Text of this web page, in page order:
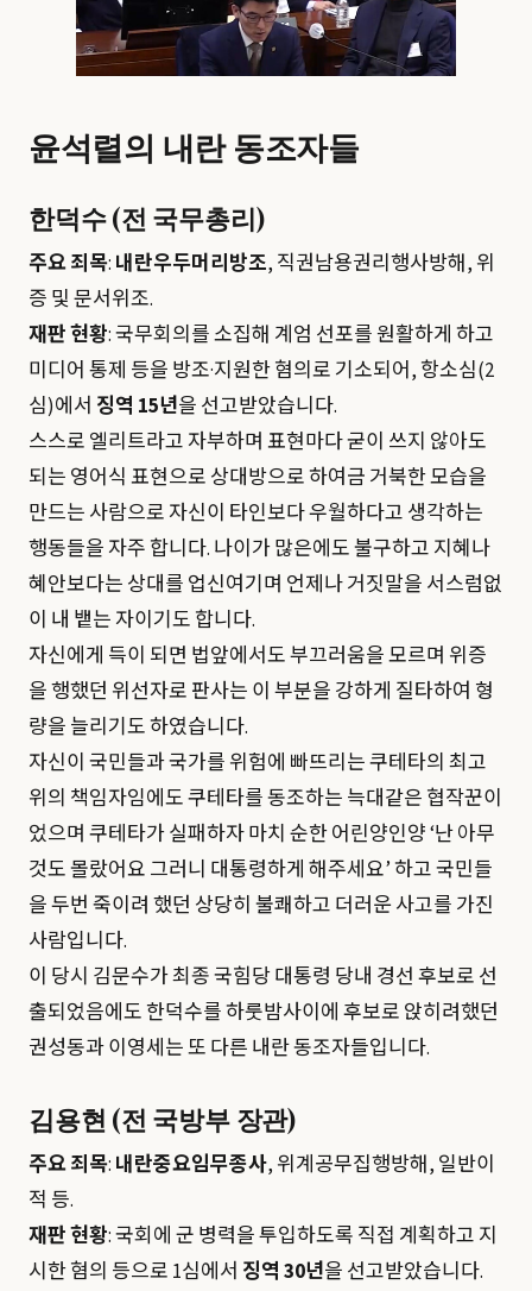
윤석렬의 내란 동조자들
한덕수 (전 국무총리)
주요 죄목: 내란우두머리방조, 직권남용권리행사방해, 위
증 및 문서위조.
재판 현황: 국무회의를 소집해 계엄 선포를 원활하게 하고
미디어 통제 등을 방조·지원한 혐의로 기소되어, 항소심(2
심)에서 징역 15년을 선고받았습니다.
스스로 엘리트라고 자부하며 표현마다 굳이 쓰지 않아도
되는 영어식 표현으로 상대방으로 하여금 거북한 모습을
만드는 사람으로 자신이 타인보다 우월하다고 생각하는
행동들을 자주 합니다. 나이가 많은에도 불구하고 지혜나
혜안보다는 상대를 업신여기며 언제나 거짓말을 서스럼없
이 내 뱉는 자이기도 합니다.
자신에게 득이 되면 법앞에서도 부끄러움을 모르며 위증
을 행했던 위선자로 판사는 이 부분을 강하게 질타하여 형
량을 늘리기도 하였습니다.
자신이 국민들과 국가를 위험에 빠뜨리는 쿠테타의 최고
위의 책임자임에도 쿠테타를 동조하는 늑대같은 협작꾼이
었으며 쿠테타가 실패하자 마치 순한 어린양인양 ‘난 아무
것도 몰랐어요 그러니 대통령하게 해주세요’ 하고 국민들
을 두번 죽이려 했던 상당히 불쾌하고 더러운 사고를 가진
사람입니다.
이 당시 김문수가 최종 국힘당 대통령 당내 경선 후보로 선
출되었음에도 한덕수를 하룻밤사이에 후보로 앉히려했던
권성동과 이영세는 또 다른 내란 동조자들입니다.
김용현 (전 국방부 장관)
주요 죄목: 내란중요임무종사, 위계공무집행방해, 일반이
적 등.
재판 현황: 국회에 군 병력을 투입하도록 직접 계획하고 지
시한 혐의 등으로 1심에서 징역 30년을 선고받았습니다.